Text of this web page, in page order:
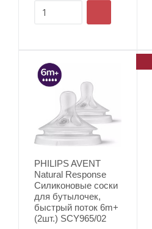
PHILIPS AVENT
Natural Response
Силиконовые соски
для бутылочек,
быстрый поток 6m+
(2шт.) SCY965/02